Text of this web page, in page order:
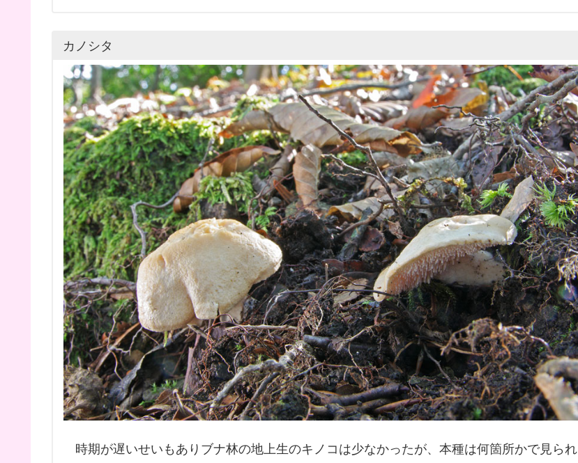
カノシタ
時期が遅いせいもありブナ林の地上生のキノコは少なかったが、本種は何箇所かで見られ